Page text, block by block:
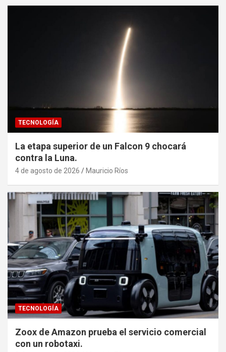
TECNOLOGÍA
La etapa superior de un Falcon 9 chocará
contra la Luna.
4 de agosto de 2026 Mauricio Ríos
TECNOLOGÍA
Zoox de Amazon prueba el servicio comercial
con un robotaxi.